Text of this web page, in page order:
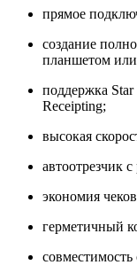
прямое
создание
планшетом
поддержка
Receipting;
высокая
автоотрезчик
экономия
герметичный